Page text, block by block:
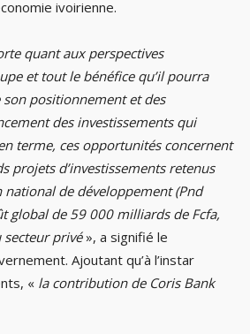
ivoirienne.
quant aux perspectives
et tout le bénéfice qu’il pourra
positionnement et des
des investissements qui
terme, ces opportunités concernent
projets d’investissements retenus
national de développement (Pnd
global de 59 000 milliards de Fcfa,
secteur privé», a signifié le
Ajoutant qu’à l’instar
« la contribution de Coris Bank